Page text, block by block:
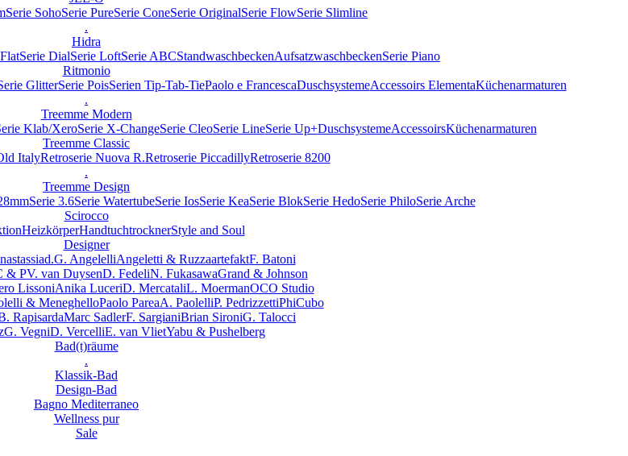
Serie SohoSerie PureSerie ConeSerie OriginalSerie FlowSerie Slimline
.
Hidra
Serie DialSerie LoftSerie ABCStandwaschbeckenAufsatzwaschbeckenSerie Piano
Ritmonio
GlitterSerie PoisSerien Tip-Tab-TiePaolo e FrancescaDuschsystemeAccessoirs ElementaKüchenarmaturen
.
Treemme Modern
Klab/XeroSerie X-ChangeSerie CleoSerie LineSerie Up+DuschsystemeAccessoirsKüchenarmaturen
Treemme Classic
ItalyRetroserie Nuova R.Retroserie PiccadillyRetroserie 8200
.
Treemme Design
Serie 3.6Serie WatertubeSerie IosSerie KeaSerie BlokSerie HedoSerie PhiloSerie Arche
Scirocco
HeizkörperHandtuchtrocknerStyle and Soul
Designer
G. AngelelliAngeletti & RuzzaartefaktF. Batoni
& PV. van DuysenD. FedeliN. FukasawaGrand & Johnson
LissoniAnika LuceriD. MercataliL. MoermanOCO Studio
& MeneghelloPaolo PareaA. PaolelliP. PedrizzettiPhiCubo
RapisardaMarc SadlerF. SargianiBrian SironiG. Talocci
G. VegniD. VercelliE. van VlietYabu & Pushelberg
Bad(t)räume
.
Klassik-Bad
Design-Bad
Bagno Mediterraneo
Wellness pur
Sale